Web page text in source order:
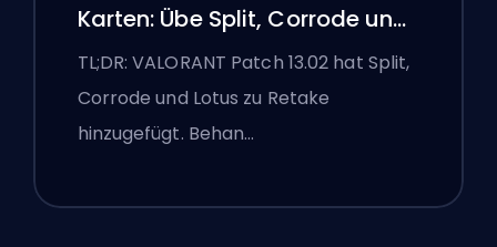
Karten: Übe Split, Corrode und
Lotus
TL;DR: VALORANT Patch 13.02 hat Split,
Corrode und Lotus zu Retake
hinzugefügt. Behan…